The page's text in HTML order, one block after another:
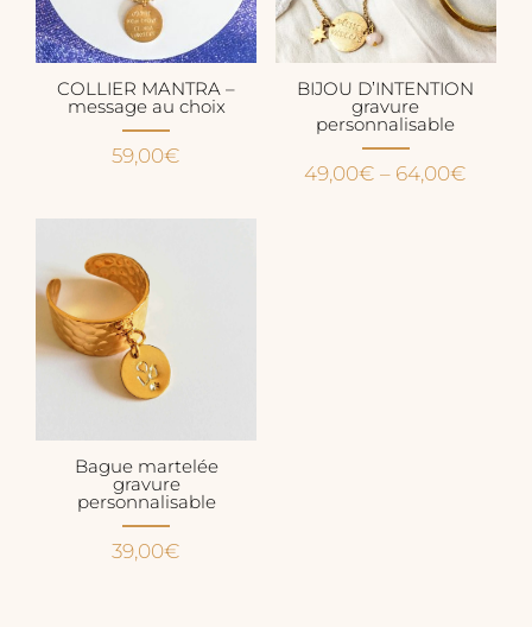
COLLIER MANTRA –
message au choix
59,00€
BIJOU D’INTENTION
gravure
personnalisable
49,00€ – 64,00€
Bague martelée
gravure
personnalisable
39,00€